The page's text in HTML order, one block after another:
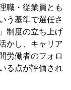
職・従業員とも
う基準で選任さ
制度の立ち上げ
かし、キャリア
労働者のフォロ
る点が評価され